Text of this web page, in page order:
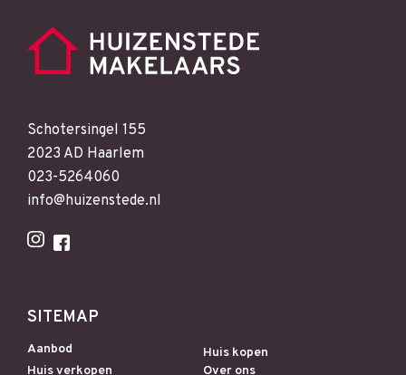
Schotersingel 155
2023 AD Haarlem
023-5264060
info@huizenstede.nl
SITEMAP
Aanbod
Huis kopen
Huis verkopen
Over ons